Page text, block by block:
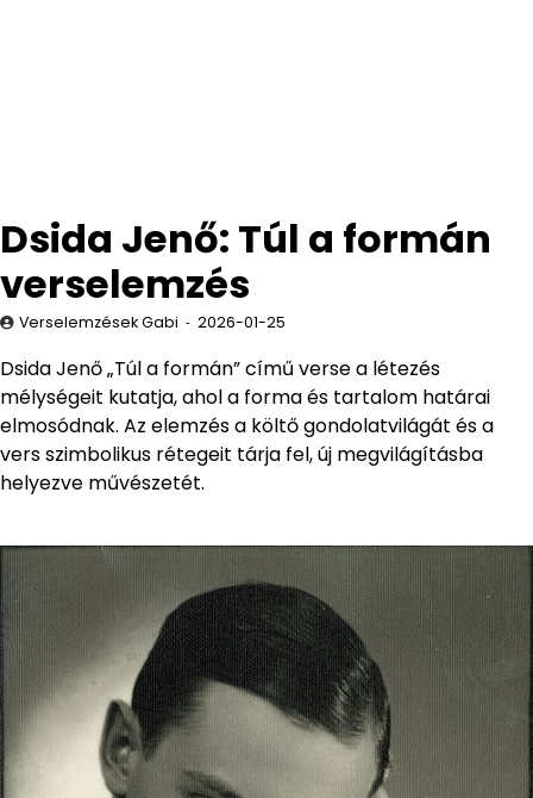
Dsida Jenő: Túl a formán
verselemzés
Verselemzések Gabi 2026-01-25
Dsida Jenő „Túl a formán” című verse a létezés
mélységeit kutatja, ahol a forma és tartalom határai
elmosódnak. Az elemzés a költő gondolatvilágát és a
vers szimbolikus rétegeit tárja fel, új megvilágításba
helyezve művészetét.